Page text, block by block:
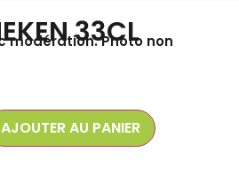
33CL
modération. Photo non
AJOUTER AU PANIER